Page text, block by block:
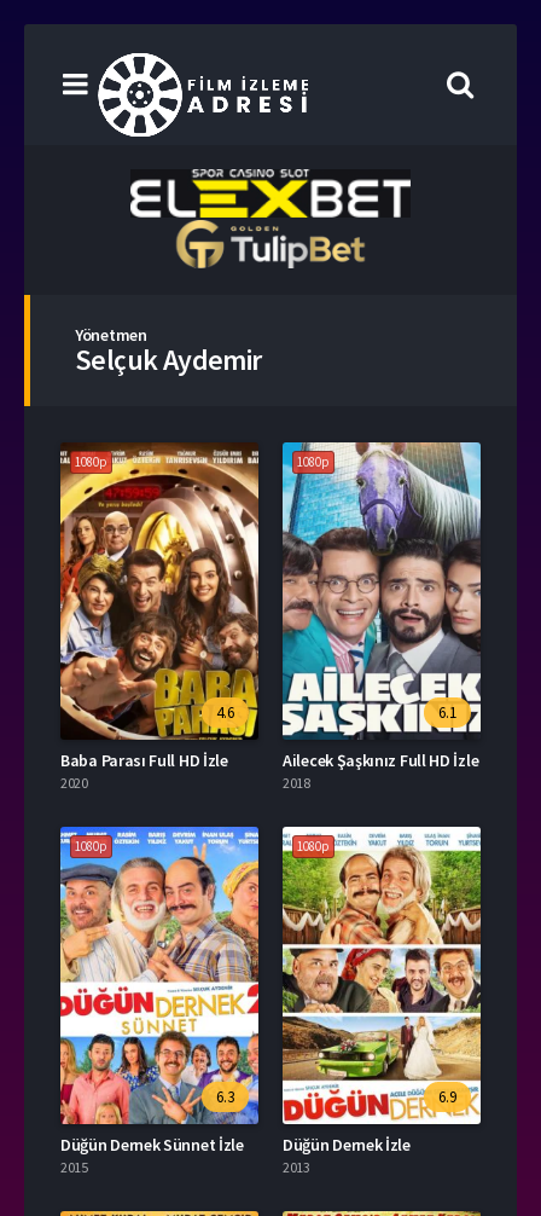
Yönetmen
Selçuk Aydemir
1080p
4.6
Baba Parası Full HD İzle
2020
1080p
6.1
Ailecek Şaşkınız Full HD İzle
2018
1080p
6.3
Düğün Dernek Sünnet İzle
2015
1080p
6.9
Düğün Dernek İzle
2013